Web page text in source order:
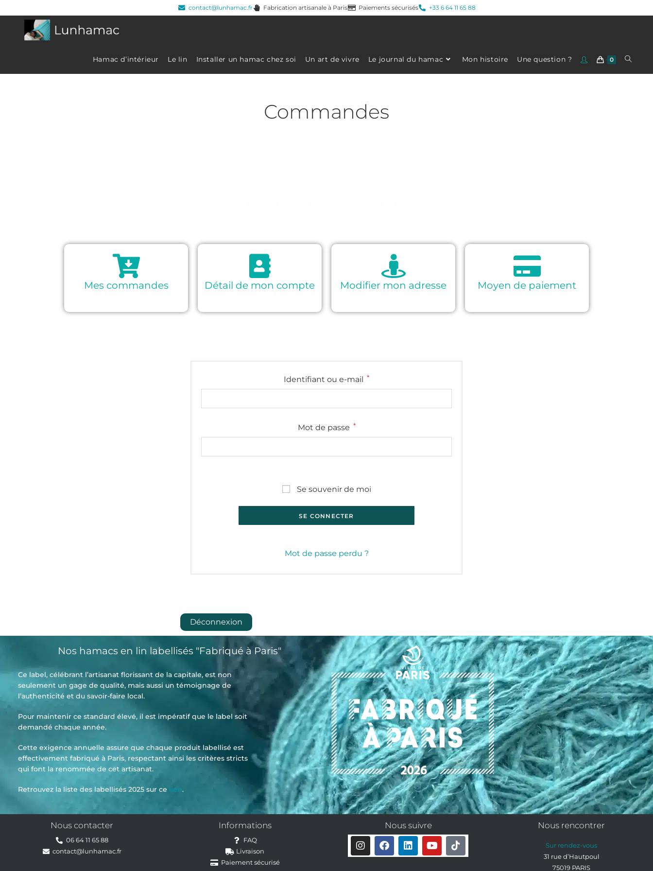
contact@lunhamac.fr Fabrication artisanale à Paris Paiements sécurisés +33 6 64 11 65 88
Hamac d’intérieur Le lin Installer un hamac chez soi Un art de vivre Le journal du hamac Mon histoire Une question ? 0
Commandes
Mes commandes Détail de mon compte Modifier mon adresse Moyen de paiement
Identifiant ou e-mail *
Mot de passe *
Se souvenir de moi
SE CONNECTER
Mot de passe perdu ?
Déconnexion
Nos hamacs en lin labellisés "Fabriqué à Paris"
Ce label, célébrant l’artisanat florissant de la capitale, est non
seulement un gage de qualité, mais aussi un témoignage de
l’authenticité et du savoir-faire local.
Pour maintenir ce standard élevé, il est impératif que le label soit
demandé chaque année.
Cette exigence annuelle assure que chaque produit labellisé est
effectivement fabriqué à Paris, respectant ainsi les critères stricts
qui font la renommée de cet artisanat.
Retrouvez la liste des labellisés 2025 sur ce lien.
Nous contacter
06 64 11 65 88
contact@lunhamac.fr
Informations
FAQ
Livraison
Paiement sécurisé
Nous suivre Nous rencontrer
Sur rendez-vous
31 rue d’Hautpoul
75019 PARIS